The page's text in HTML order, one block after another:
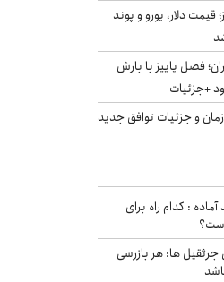
قیمت دلار، یورو و پوند
فصل پاییز با بارش
+جزئیات
زمان و جزئیات توافق جدید
: کدام راه برای
ها: هر بازرسی